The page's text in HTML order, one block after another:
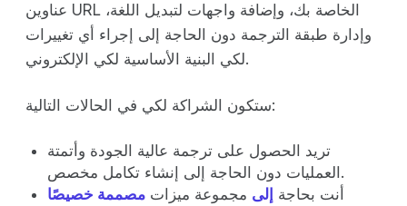
عناوين URL الخاصة بك، وإضافة واجهات لتبديل اللغة،
وإدارة طبقة الترجمة دون الحاجة إلى إجراء أي تغييرات
لكي البنية الأساسية لكي الإلكتروني.
ستكون الشراكة لكي في الحالات التالية:
تريد الحصول على ترجمة عالية الجودة وأتمتة
العمليات دون الحاجة إلى إنشاء تكامل مخصص.
أنت بحاجة إلى مجموعة ميزات مصممة خصيصًا